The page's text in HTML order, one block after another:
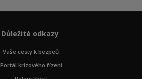
Důležité odkazy
Vaše cesty k bezpečí
Portál krizového řízení